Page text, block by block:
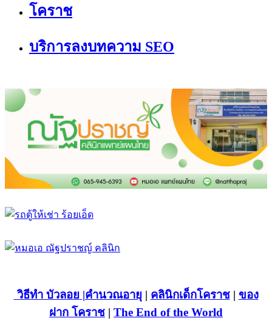
โคราช
บริการลงบทความ SEO
วิธีทำ บัวลอย |คำนวณอายุ | คลินิกเด็กโคราช| ของ
ฝาก โคราช | The End of the World